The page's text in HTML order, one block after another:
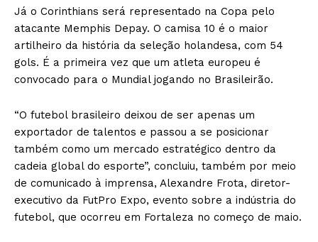
Já o Corinthians será representado na Copa pelo
atacante Memphis Depay. O camisa 10 é o maior
artilheiro da história da seleção holandesa, com 54
gols. É a primeira vez que um atleta europeu é
convocado para o Mundial jogando no Brasileirão.
“O futebol brasileiro deixou de ser apenas um
exportador de talentos e passou a se posicionar
também como um mercado estratégico dentro da
cadeia global do esporte”, concluiu, também por meio
de comunicado à imprensa, Alexandre Frota, diretor-
executivo da FutPro Expo, evento sobre a indústria do
futebol, que ocorreu em Fortaleza no começo de maio.